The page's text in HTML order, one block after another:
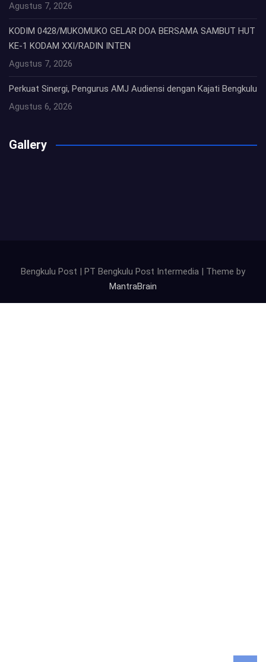
Agustus 7, 2026
KODIM 0428/MUKOMUKO GELAR DOA BERSAMA SAMBUT HUT
KE-1 KODAM XXI/RADIN INTEN
Agustus 7, 2026
Perkuat Sinergi, Pengurus AMJ Audiensi dengan Kajati Bengkulu
Agustus 6, 2026
Gallery
Bengkulu Post | PT Bengkulu Post Intermedia | Theme by
MantraBrain